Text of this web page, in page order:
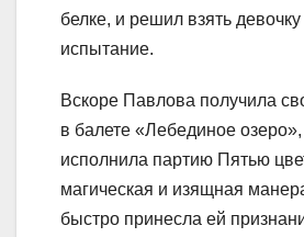
белке, и решил взять
испытание.
Вскоре Павлова получила
в балете «Лебединое озеро»,
исполнила партию Пятью
магическая и изящная
быстро принесла ей